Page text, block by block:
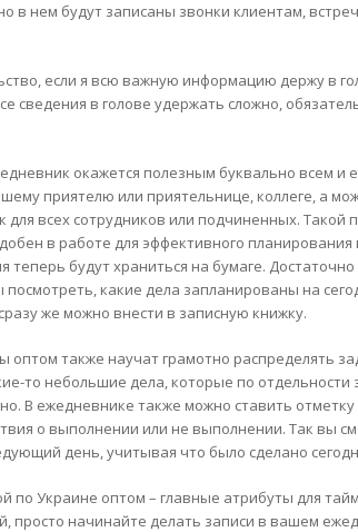
в нем будут записаны звонки клиентам,
если я всю важную информацию держу в
сведения в голове удержать сложно,
окажется полезным буквально всем и
приятелю или приятельнице, коллеге, а
всех сотрудников или подчиненных. Такой
в работе для эффективного
теперь будут храниться на бумаге.
какие дела запланированы на
же можно внести в записную книжку.
оптом также научат грамотно распределять
то небольшие дела, которые по отдельности
В ежедневнике также можно ставить
о выполнении или не выполнении. Так вы
день, учитывая что было сделано
по Украине оптом – главные атрибуты для
просто начинайте делать записи в вашем